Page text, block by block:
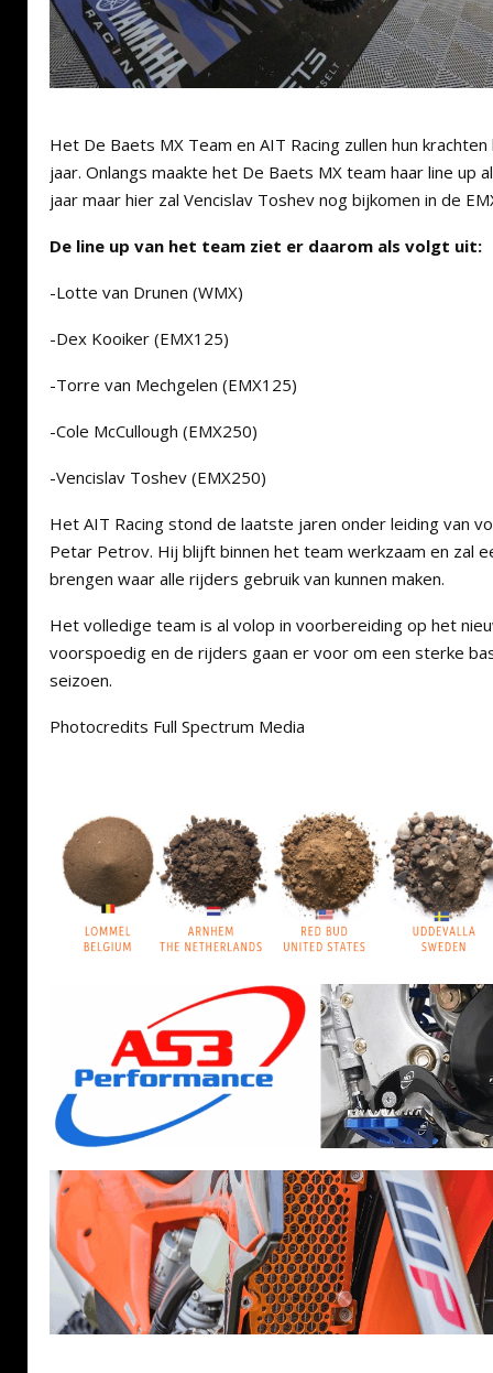
Het De Baets MX Team en AIT Racing zullen hun
jaar. Onlangs maakte het De Baets MX team haar line up
jaar maar hier zal Vencislav Toshev nog bijkomen in de
De line up van het team ziet er daarom als volgt uit:
-Lotte van Drunen (WMX)
-Dex Kooiker (EMX125)
-Torre van Mechgelen (EMX125)
-Cole McCullough (EMX250)
-Vencislav Toshev (EMX250)
Het AIT Racing stond de laatste jaren onder leiding van
Petar Petrov. Hij blijft binnen het team werkzaam en zal
brengen waar alle rijders gebruik van kunnen maken.
Het volledige team is al volop in voorbereiding op het
voorspoedig en de rijders gaan er voor om een sterke
seizoen.
Photocredits Full Spectrum Media